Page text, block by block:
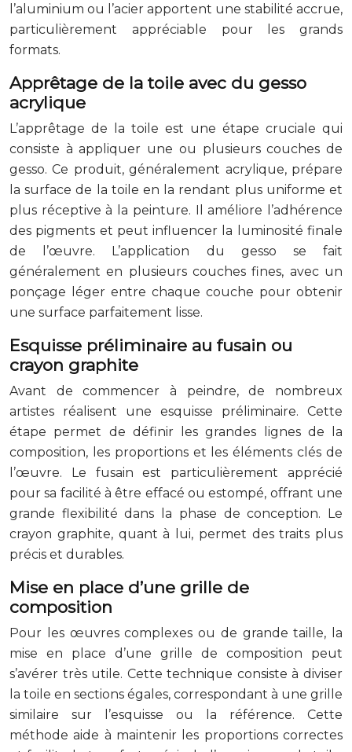
l’aluminium ou l’acier apportent une stabilité accrue,
particulièrement appréciable pour les grands
formats.
Apprêtage de la toile avec du gesso
acrylique
L’apprêtage de la toile est une étape cruciale qui
consiste à appliquer une ou plusieurs couches de
gesso. Ce produit, généralement acrylique, prépare
la surface de la toile en la rendant plus uniforme et
plus réceptive à la peinture. Il améliore l’adhérence
des pigments et peut influencer la luminosité finale
de l’œuvre. L’application du gesso se fait
généralement en plusieurs couches fines, avec un
ponçage léger entre chaque couche pour obtenir
une surface parfaitement lisse.
Esquisse préliminaire au fusain ou
crayon graphite
Avant de commencer à peindre, de nombreux
artistes réalisent une esquisse préliminaire. Cette
étape permet de définir les grandes lignes de la
composition, les proportions et les éléments clés de
l’œuvre. Le fusain est particulièrement apprécié
pour sa facilité à être effacé ou estompé, offrant une
grande flexibilité dans la phase de conception. Le
crayon graphite, quant à lui, permet des traits plus
précis et durables.
Mise en place d’une grille de
composition
Pour les œuvres complexes ou de grande taille, la
mise en place d’une grille de composition peut
s’avérer très utile. Cette technique consiste à diviser
la toile en sections égales, correspondant à une grille
similaire sur l’esquisse ou la référence. Cette
méthode aide à maintenir les proportions correctes